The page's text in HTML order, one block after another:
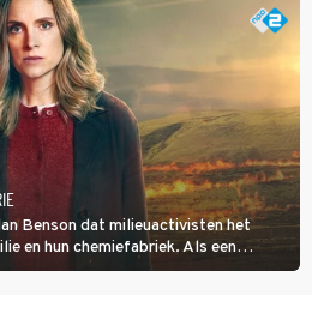
Benson dat milieuactivisten het
en hun chemiefabriek. Als een
veen de boel op scherp zet, besluit